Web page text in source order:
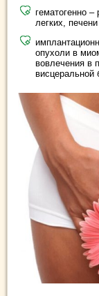
гематогенно
легких,
опухоли в
вовлечения в